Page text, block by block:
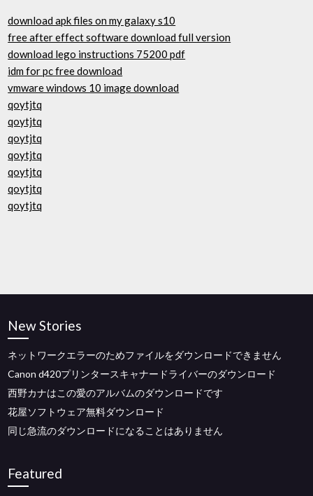
download apk files on my galaxy s10
free after effect software download full version
download lego instructions 75200 pdf
idm for pc free download
vmware windows 10 image download
qoytjtq
qoytjtq
qoytjtq
qoytjtq
qoytjtq
qoytjtq
qoytjtq
New Stories
ネットワークエラーのためファイルをダウンロードできません
Canon d420プリンタースキャナードライバーのダウンロード
西野カナはこの愛のアルバムのダウンロードです
花屋ソフトウェア無料ダウンロード
同じ急流のダウンロードになることはありません
Featured